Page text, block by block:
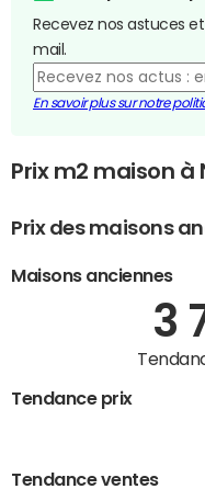
Recevez nos astuces
mail.
En savoir plus sur notre
Prix m2 maison
Prix des maisons
Maisons anciennes
3
Tendance prix
Tendance ventes